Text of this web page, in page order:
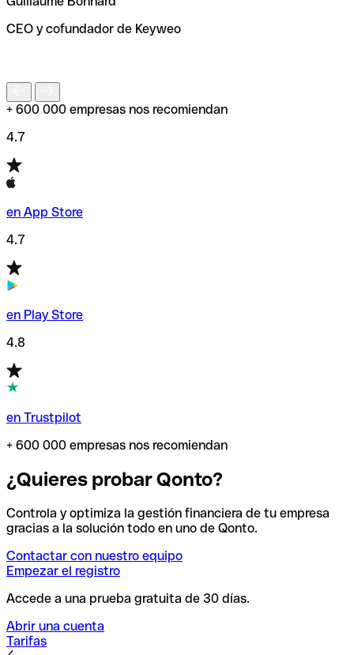
de enviar tu transferencia.
CEO y cofundador de Keyweo
+ 600 000 empresas nos recomiendan
4.7
en App Store
4.7
en Play Store
4.8
en Trustpilot
+ 600 000 empresas nos recomiendan
¿Quieres probar Qonto?
Controla y optimiza la gestión financiera de tu empresa
gracias a la solución todo en uno de Qonto.
Contactar con nuestro equipo
Empezar el registro
Accede a una prueba gratuita de 30 días.
Abrir una cuenta
Tarifas